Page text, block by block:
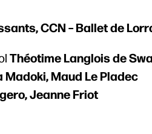
CCN – Ballet de
Théotime Langlois de
Madoki, Maud Le Pladec
Jeanne Friot